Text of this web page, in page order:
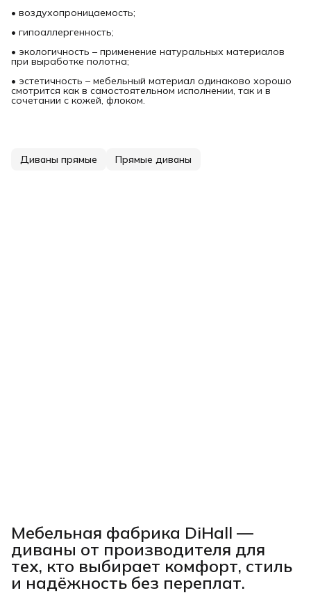
• воздухопроницаемость;
• гипоаллергенность;
• экологичность – применение натуральных материалов
при выработке полотна;
• эстетичность – мебельный материал одинаково хорошо
смотрится как в самостоятельном исполнении, так и в
сочетании с кожей, флоком.
Диваны прямые Прямые диваны
Мебельная фабрика DiHall —
диваны от производителя для
тех, кто выбирает комфорт, стиль
и надёжность без переплат.